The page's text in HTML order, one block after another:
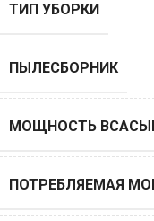
ТИП УБОРКИ
ПЫЛЕСБОРНИК
МОЩНОСТЬ
ПОТРЕБЛЯЕМАЯ